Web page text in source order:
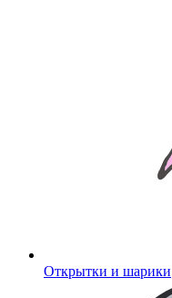
Открытки и шарики